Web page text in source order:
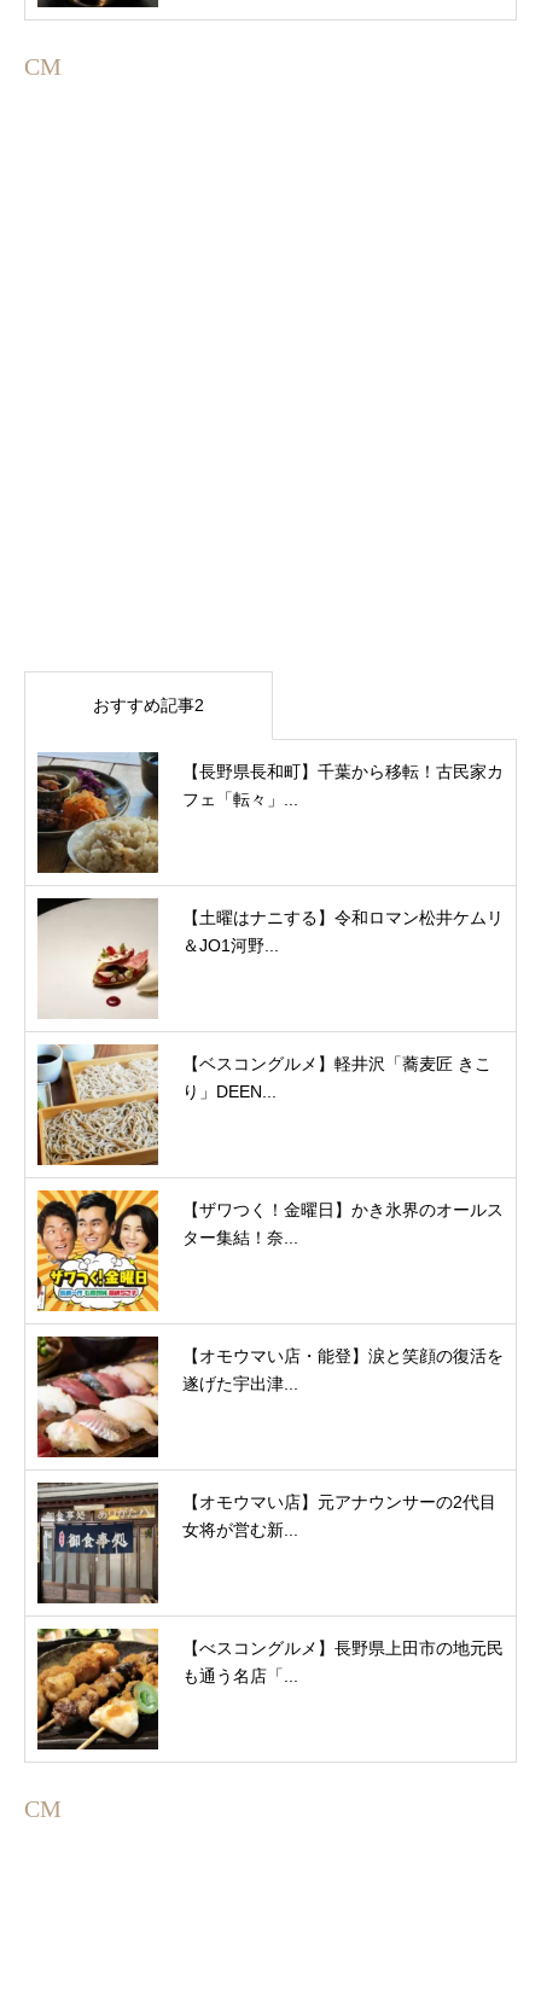
CM
おすすめ記事2
【長野県長和町】千葉から移転！古民家カ
フェ「転々」...
【土曜はナニする】令和ロマン松井ケムリ
＆JO1河野...
【ベスコングルメ】軽井沢「蕎麦匠 きこ
り」DEEN...
【ザワつく！金曜日】かき氷界のオールス
ター集結！奈...
【オモウマい店・能登】涙と笑顔の復活を
遂げた宇出津...
【オモウマい店】元アナウンサーの2代目
女将が営む新...
【べスコングルメ】長野県上田市の地元民
も通う名店「...
CM